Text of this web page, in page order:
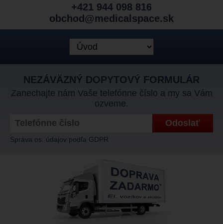
+421 944 098 816
obchod@medicalspace.sk
NEZÁVÄZNÝ DOPYTOVÝ FORMULÁR
Zanechajte nám Vaše telefónne číslo a my sa Vám
ozveme.
Správa os. údajov podľa GDPR